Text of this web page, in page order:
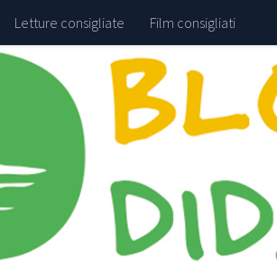
Letture consigliate Film consigliati